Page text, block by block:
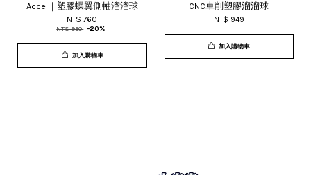
Accel｜塑膠蝶翼側軸溜溜球
NT$ 760
NT$ 950 -20%
加入購物車
CNC車削塑膠溜溜球
NT$ 949
加入購物車